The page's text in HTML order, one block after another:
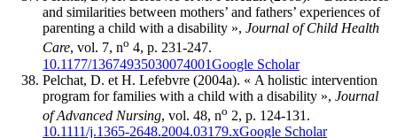
and similarities between mothers’ and fathers’ experiences of
parenting a child with a disability », Journal of Child Health
Care, vol. 7, no 4, p. 231-247.
10.1177/13674935030074001Google Scholar
Pelchat, D. et H. Lefebvre (2004a). « A holistic intervention
program for families with a child with a disability », Journal
of Advanced Nursing, vol. 48, no 2, p. 124-131.
10.1111/j.1365-2648.2004.03179.xGoogle Scholar